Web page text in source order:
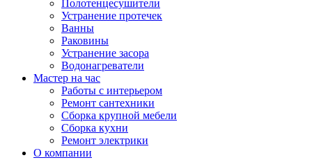
Полотенцесушители
Устранение протечек
Ванны
Раковины
Устранение засора
Водонагреватели
Мастер на час
Работы с интерьером
Ремонт сантехники
Сборка крупной мебели
Сборка кухни
Ремонт электрики
О компании